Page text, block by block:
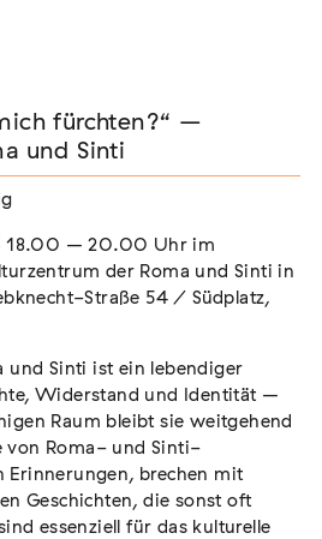
HOLDS / DER FADEN,
2026 Augsburg
und Roma
August 2026 Darmstadt
fürchten?“ –
und Sinti
18.00 – 20.00 Uhr im
der Roma und Sinti in
Straße 54 / Südplatz,
und Sinti ist ein lebendiger
Widerstand und Identität –
Raum bleibt sie weitgehend
von Roma- und Sinti-
Erinnerungen, brechen mit
Geschichten, die sonst oft
essenziell für das kulturelle